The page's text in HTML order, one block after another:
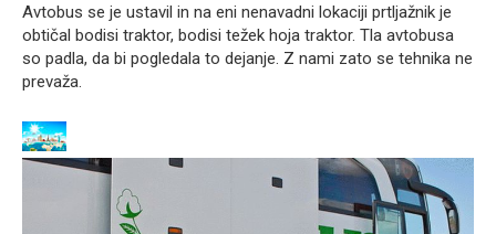
Avtobus se je ustavil in na eni nenavadni lokaciji prtljažnik je
obtičal bodisi traktor, bodisi težek hoja traktor. Tla avtobusa
so padla, da bi pogledala to dejanje. Z nami zato se tehnika ne
prevaža.